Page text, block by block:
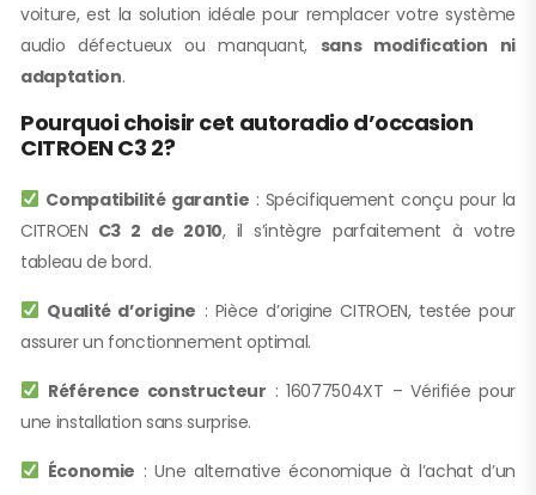
voiture, est la solution idéale pour remplacer votre système
audio défectueux ou manquant, sans modification ni
adaptation.
Pourquoi choisir cet autoradio d’occasion
CITROEN C3 2?
Compatibilité garantie : Spécifiquement conçu pour la
CITROEN C3 2 de 2010, il s’intègre parfaitement à votre
tableau de bord.
Qualité d’origine : Pièce d’origine CITROEN, testée pour
assurer un fonctionnement optimal.
Référence constructeur : 16077504XT – Vérifiée pour
une installation sans surprise.
Économie : Une alternative économique à l’achat d’un